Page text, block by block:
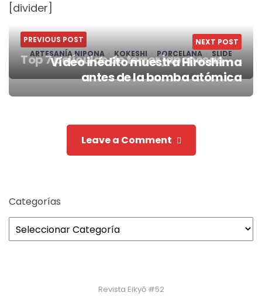
[divider]
ARTESANÍA NIPONA KOKESHI PORCELANA SLIDE
Post
navigation
PREVIOUS POST
Top 7 películas de terror japonesas
NEXT POST
Vídeo inédito muestra Hiroshima
antes de la bomba atómica
Leave a Comment
Categorías
Revista Eikyō #52